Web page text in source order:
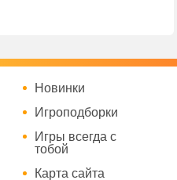
Новинки
Игроподборки
Игры всегда с
тобой
Карта сайта